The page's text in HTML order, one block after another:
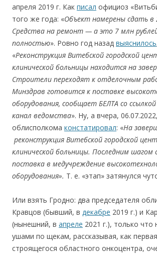
апреля 2019 г. Как писал официоз
того же года: «Объект намерены сдать в
Средства на ремонт — а это 7 млн
полностью». Ровно год назад выяснилось
«Реконструкция Витебской городской
клинической больницы находится на
Строители переходят к отделочным
Минздрав готовится к поставке
оборудования, сообщает БЕЛТА со
канал ведомства». Ну, а вчера,
облисполкома констатировал: «На
реконструкция Витебской городской
клинической больницы. Последним
поставка в медучреждение
оборудования». Т. е. «этап» затянулся
Или взять Гродно: два председателя
Кравцов (бывший, в декабре 2019 г.) и
(нынешний, в апреле 2021 г.), только что
ушами по щекам, рассказывая, как
строящегося областного онкоцентра,